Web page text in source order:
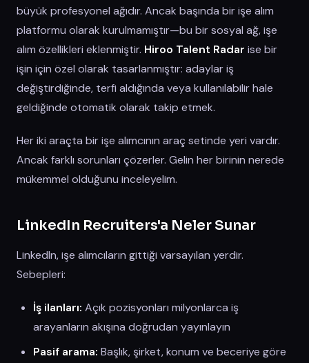
büyük profesyonel ağıdır. Ancak başında bir işe alım
platformu olarak kurulmamıştır—bu bir sosyal ağ, işe
alım özellikleri eklenmiştir. Hiroo Talent Radar ise bir
işin için özel olarak tasarlanmıştır: adaylar iş
değiştirdiğinde, terfi aldığında veya kullanılabilir hale
geldiğinde otomatik olarak takip etmek.
Her iki araçta bir işe alımcının araç setinde yeri vardır.
Ancak farklı sorunları çözerler. Gelin her birinin nerede
mükemmel olduğunu inceleyelim.
LinkedIn Recruiters'a Neler Sunar
LinkedIn, işe alımcıların gittiği varsayılan yerdir.
Sebepleri:
İş ilanları: Açık pozisyonları milyonlarca iş
arayanların akışına doğrudan yayınlayın
Pasif arama: Başlık, şirket, konum ve beceriye göre